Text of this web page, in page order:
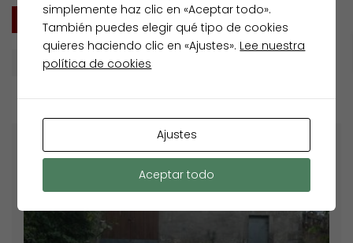
VENTA
Buscar por
Destacados Venta
simplemente haz clic en «Aceptar todo».
También puedes elegir qué tipo de cookies
quieres haciendo clic en «Ajustes». Lee nuestra
política de cookies
Ajustes
Aceptar todo